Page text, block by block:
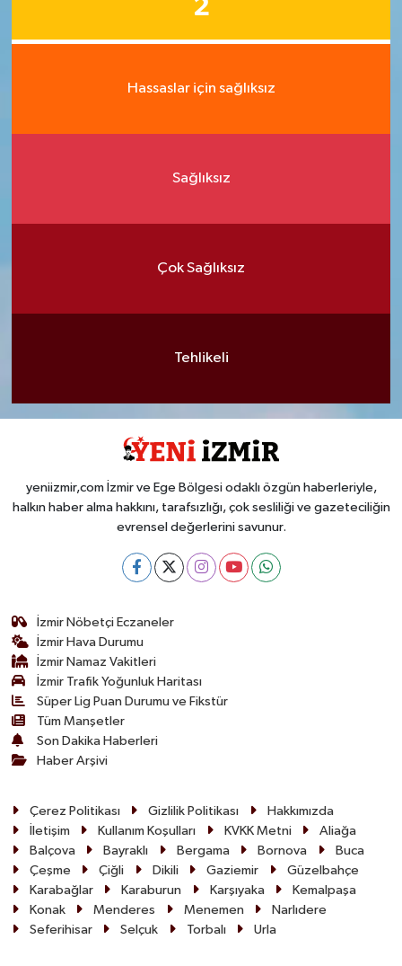
2
Hassaslar için sağlıksız
Sağlıksız
Çok Sağlıksız
Tehlikeli
yeniizmir,com İzmir ve Ege Bölgesi odaklı özgün haberleriyle,
halkın haber alma hakkını, tarafsızlığı, çok sesliliği ve gazeteciliğin
evrensel değerlerini savunur.
İzmir Nöbetçi Eczaneler
İzmir Hava Durumu
İzmir Namaz Vakitleri
İzmir Trafik Yoğunluk Haritası
Süper Lig Puan Durumu ve Fikstür
Tüm Manşetler
Son Dakika Haberleri
Haber Arşivi
Çerez Politikası Gizlilik Politikası
Hakkımızda
İletişim
Kullanım Koşulları KVKK Metni
Aliağa
Balçova
Bayraklı Bergama Bornova
Buca
Çeşme
Çiğli Dikili Gaziemir
Güzelbahçe
Karabağlar
Karaburun Karşıyaka
Kemalpaşa
Konak
Menderes Menemen
Narlıdere
Seferihisar
Selçuk Torbalı Urla